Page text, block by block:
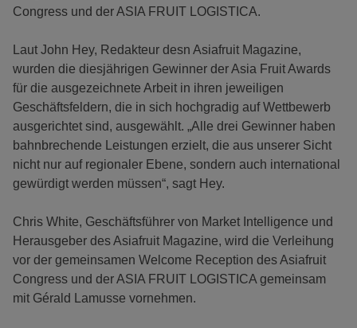
Congress und der ASIA FRUIT LOGISTICA.
Laut John Hey, Redakteur desn Asiafruit Magazine,
wurden die diesjährigen Gewinner der Asia Fruit Awards
für die ausgezeichnete Arbeit in ihren jeweiligen
Geschäftsfeldern, die in sich hochgradig auf Wettbewerb
ausgerichtet sind, ausgewählt. „Alle drei Gewinner haben
bahnbrechende Leistungen erzielt, die aus unserer Sicht
nicht nur auf regionaler Ebene, sondern auch international
gewürdigt werden müssen“, sagt Hey.
Chris White, Geschäftsführer von Market Intelligence und
Herausgeber des Asiafruit Magazine, wird die Verleihung
vor der gemeinsamen Welcome Reception des Asiafruit
Congress und der ASIA FRUIT LOGISTICA gemeinsam
mit Gérald Lamusse vornehmen.